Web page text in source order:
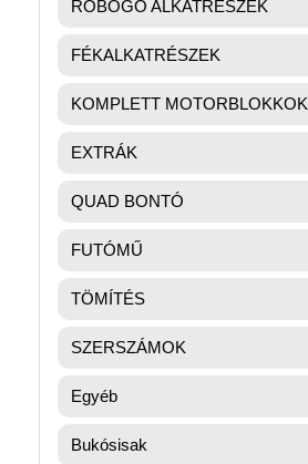
ROBOGÓ ALKATRÉSZEK
FÉKALKATRÉSZEK
KOMPLETT MOTORBLOKKOK
EXTRÁK
QUAD BONTÓ
FUTÓMŰ
TÖMÍTÉS
SZERSZÁMOK
Egyéb
Bukósisak